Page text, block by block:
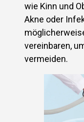
wie Kinn und
Akne oder
vereinbaren,
vermeiden.